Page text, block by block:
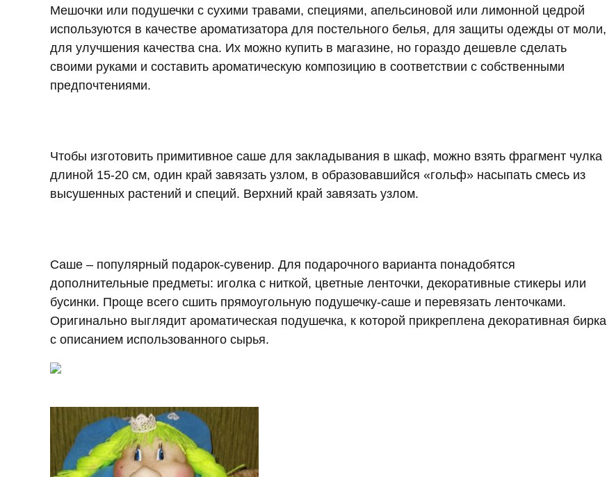
Мешочки или подушечки с сухими травами, специями, апельсиновой или лимонной цедрой
используются в качестве ароматизатора для постельного белья, для защиты одежды от моли,
для улучшения качества сна. Их можно купить в магазине, но гораздо дешевле сделать
своими руками и составить ароматическую композицию в соответствии с собственными
предпочтениями.
Чтобы изготовить примитивное саше для закладывания в шкаф, можно взять фрагмент чулка
длиной 15-20 см, один край завязать узлом, в образовавшийся «гольф» насыпать смесь из
высушенных растений и специй. Верхний край завязать узлом.
Саше – популярный подарок-сувенир. Для подарочного варианта понадобятся
дополнительные предметы: иголка с ниткой, цветные ленточки, декоративные стикеры или
бусинки. Проще всего сшить прямоугольную подушечку-саше и перевязать ленточками.
Оригинально выглядит ароматическая подушечка, к которой прикреплена декоративная бирка
с описанием использованного сырья.